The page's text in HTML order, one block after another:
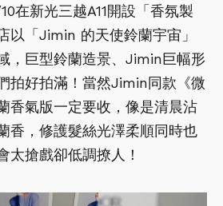
在新光三越A11開設「香氛製
以「Jimin 的天使鈴蘭宇宙」
，巨型鈴蘭造景、Jimin巨幅形
拍好拍滿！當然Jimin同款《微
香氣版一定要收，像是清晨沾
香，修護髮絲光澤柔順同時也
太搶戲卻低調撩人！